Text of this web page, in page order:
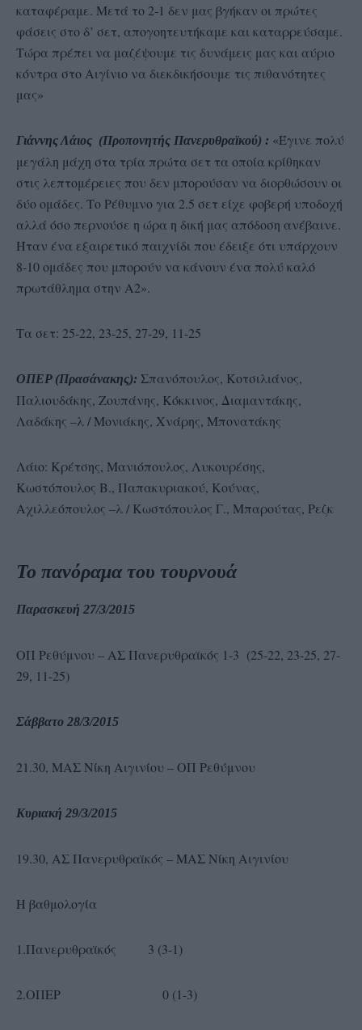
καταφέραμε. Μετά το 2-1 δεν μας βγήκαν οι πρώτες
φάσεις στο δ’ σετ, απογοητευτήκαμε και καταρρεύσαμε.
Τώρα πρέπει να μαζέψουμε τις δυνάμεις μας και αύριο
κόντρα στο Αιγίνιο να διεκδικήσουμε τις πιθανότητες
μας»
Γιάννης Λάιος (Προπονητής Πανερυθραϊκού) : «Έγινε πολύ
μεγάλη μάχη στα τρία πρώτα σετ τα οποία κρίθηκαν
στις λεπτομέρειες που δεν μπορούσαν να διορθώσουν οι
δύο ομάδες. Το Ρέθυμνο για 2.5 σετ είχε φοβερή υποδοχή
αλλά όσο περνούσε η ώρα η δική μας απόδοση ανέβαινε.
Ήταν ένα εξαιρετικό παιχνίδι που έδειξε ότι υπάρχουν
8-10 ομάδες που μπορούν να κάνουν ένα πολύ καλό
πρωτάθλημα στην Α2».
Τα σετ: 25-22, 23-25, 27-29, 11-25
ΟΠΕΡ (Πρασάνακης): Σπανόπουλος, Κοτσιλιάνος,
Παλιουδάκης, Ζουπάνης, Κόκκινος, Διαμαντάκης,
Λαδάκης –λ / Μονιάκης, Χνάρης, Μπονατάκης
Λάιο: Κρέτσης, Μανιόπουλος, Λυκουρέσης,
Κωστόπουλος Β., Παπακυριακού, Κούνας,
Αχιλλεόπουλος –λ / Κωστόπουλος Γ., Μπαρούτας, Ρεζκ
Το πανόραμα του τουρνουά
Παρασκευή 27/3/2015
ΟΠ Ρεθύμνου – ΑΣ Πανερυθραϊκός 1-3 (25-22, 23-25, 27-
29, 11-25)
Σάββατο 28/3/2015
21.30, ΜΑΣ Νίκη Αιγινίου – ΟΠ Ρεθύμνου
Κυριακή 29/3/2015
19.30, ΑΣ Πανερυθραϊκός – ΜΑΣ Νίκη Αιγινίου
Η βαθμολογία
1.Πανερυθραϊκός 3 (3-1)
2.ΟΠΕΡ 0 (1-3)